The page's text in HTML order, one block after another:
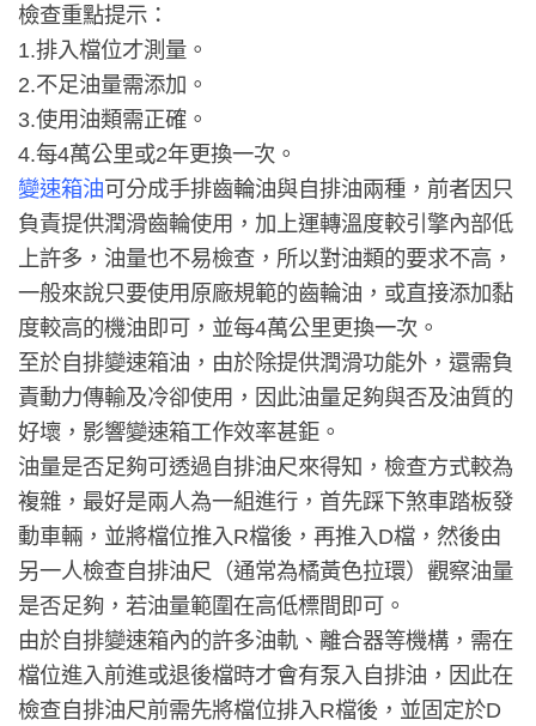
檢查重點提示：
1.排入檔位才測量。
2.不足油量需添加。
3.使用油類需正確。
4.每4萬公里或2年更換一次。
變速箱油可分成手排齒輪油與自排油兩種，前者因只
負責提供潤滑齒輪使用，加上運轉溫度較引擎內部低
上許多，油量也不易檢查，所以對油類的要求不高，
一般來說只要使用原廠規範的齒輪油，或直接添加黏
度較高的機油即可，並每4萬公里更換一次。
至於自排變速箱油，由於除提供潤滑功能外，還需負
責動力傳輸及冷卻使用，因此油量足夠與否及油質的
好壞，影響變速箱工作效率甚鉅。
油量是否足夠可透過自排油尺來得知，檢查方式較為
複雜，最好是兩人為一組進行，首先踩下煞車踏板發
動車輛，並將檔位推入R檔後，再推入D檔，然後由
另一人檢查自排油尺（通常為橘黃色拉環）觀察油量
是否足夠，若油量範圍在高低標間即可。
由於自排變速箱內的許多油軌、離合器等機構，需在
檔位進入前進或退後檔時才會有泵入自排油，因此在
檢查自排油尺前需先將檔位排入R檔後，並固定於D